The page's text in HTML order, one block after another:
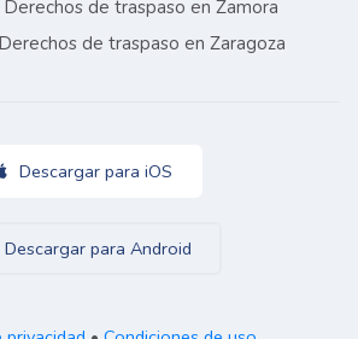
de traspaso en Zamora
de traspaso en Zaragoza
Descargar para iOS
Descargar para Android